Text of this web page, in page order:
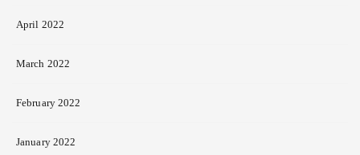
April 2022
March 2022
February 2022
January 2022